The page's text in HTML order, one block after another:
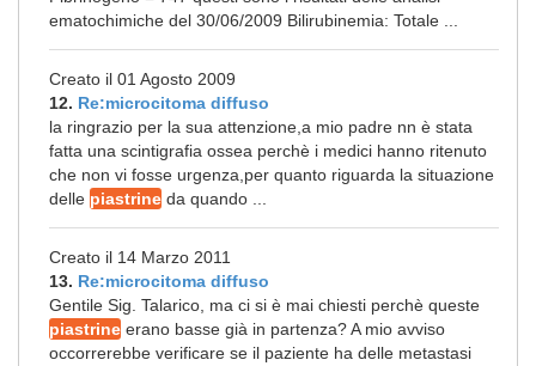
ematochimiche del 30/06/2009 Bilirubinemia: Totale ...
Creato il 01 Agosto 2009
12. Re:microcitoma diffuso
la ringrazio per la sua attenzione,a mio padre nn è stata
fatta una scintigrafia ossea perchè i medici hanno ritenuto
che non vi fosse urgenza,per quanto riguarda la situazione
delle piastrine da quando ...
Creato il 14 Marzo 2011
13. Re:microcitoma diffuso
Gentile Sig. Talarico, ma ci si è mai chiesti perchè queste
piastrine erano basse già in partenza? A mio avviso
occorrerebbe verificare se il paziente ha delle metastasi